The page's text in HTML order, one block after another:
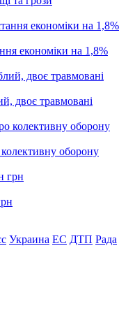
економіки на 1,8%
двоє травмовані
оборону
Украина ЕС ДТП Рада